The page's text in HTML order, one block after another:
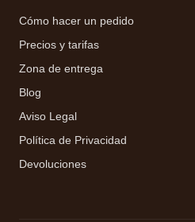
Cómo hacer un pedido
Precios y tarifas
Zona de entrega
Blog
Aviso Legal
Política de Privacidad
Devoluciones